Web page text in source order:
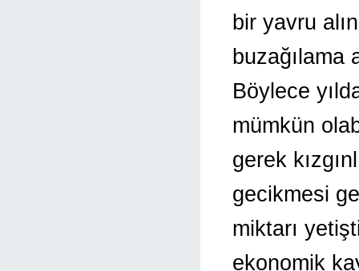
bir yavru
buzağılama
Böylece
mümkün
gerek
gecikmesi
miktarı
ekonomik